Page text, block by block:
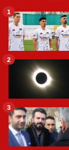
1
2
3